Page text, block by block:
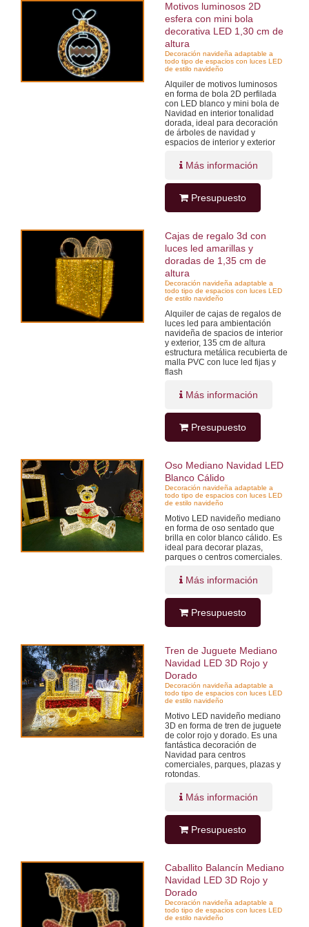
Motivos luminosos 2D
esfera con mini bola
decorativa LED 1,30 cm de
altura
Decoración navideña adaptable a
todo tipo de espacios con luces LED
de estilo navideño
Alquiler de motivos luminosos
en forma de bola 2D perfilada
con LED blanco y mini bola de
Navidad en interior tonalidad
dorada, ideal para decoración
de árboles de navidad y
espacios de interior y exterior
Más información
Presupuesto
Cajas de regalo 3d con
luces led amarillas y
doradas de 1,35 cm de
altura
Decoración navideña adaptable a
todo tipo de espacios con luces LED
de estilo navideño
Alquiler de cajas de regalos de
luces led para ambientación
navideña de spacios de interior
y exterior, 135 cm de altura
estructura metálica recubierta de
malla PVC con luce led fijas y
flash
Más información
Presupuesto
Oso Mediano Navidad LED
Blanco Cálido
Decoración navideña adaptable a
todo tipo de espacios con luces LED
de estilo navideño
Motivo LED navideño mediano
en forma de oso sentado que
brilla en color blanco cálido. Es
ideal para decorar plazas,
parques o centros comerciales.
Más información
Presupuesto
Tren de Juguete Mediano
Navidad LED 3D Rojo y
Dorado
Decoración navideña adaptable a
todo tipo de espacios con luces LED
de estilo navideño
Motivo LED navideño mediano
3D en forma de tren de juguete
de color rojo y dorado. Es una
fantástica decoración de
Navidad para centros
comerciales, parques, plazas y
rotondas.
Más información
Presupuesto
Caballito Balancín Mediano
Navidad LED 3D Rojo y
Dorado
Decoración navideña adaptable a
todo tipo de espacios con luces LED
de estilo navideño